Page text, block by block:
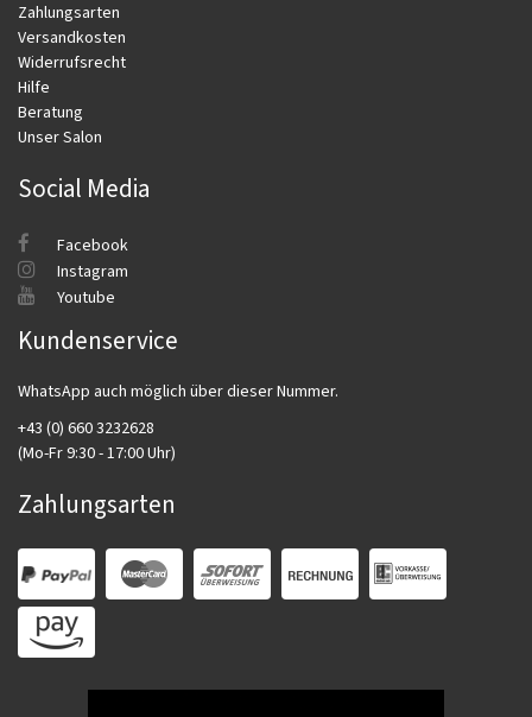
Zahlungsarten
Versandkosten
Widerrufsrecht
Hilfe
Beratung
Unser Salon
Social Media
Facebook
Instagram
Youtube
Kundenservice
WhatsApp auch möglich über dieser Nummer.
+43 (0) 660 3232628
(Mo-Fr 9:30 - 17:00 Uhr)
Zahlungsarten